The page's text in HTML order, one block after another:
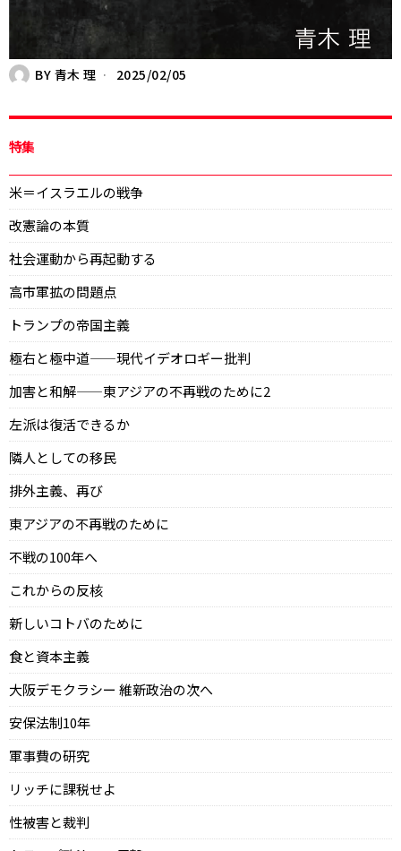
BY 青木 理 2025/02/05
特集
米＝イスラエルの戦争
改憲論の本質
社会運動から再起動する
高市軍拡の問題点
トランプの帝国主義
極右と極中道——現代イデオロギー批判
加害と和解——東アジアの不再戦のために2
左派は復活できるか
隣人としての移民
排外主義、再び
東アジアの不再戦のために
不戦の100年へ
これからの反核
新しいコトバのために
食と資本主義
大阪デモクラシー 維新政治の次へ
安保法制10年
軍事費の研究
リッチに課税せよ
性被害と裁判